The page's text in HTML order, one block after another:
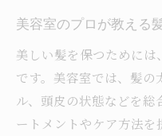
美容室のプロが教える
美しい髪を保つために
です。美容室では、髪の
ル、頭皮の状態などを総
ートメントやケア方法